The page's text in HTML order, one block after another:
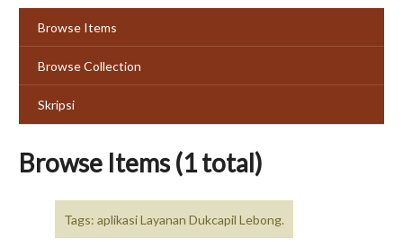
Browse Items
Browse Collection
Skripsi
Browse Items (1 total)
Tags: aplikasi Layanan Dukcapil Lebong.